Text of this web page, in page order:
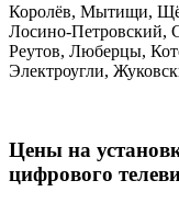
Королёв, Мытищи,
Лосино-Петровский,
Реутов, Люберцы,
Электроугли,
Цены на
цифрового